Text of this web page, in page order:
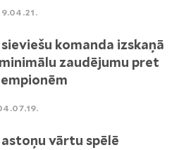
komanda izskaņā
zaudējumu pret
vārtu spēlē